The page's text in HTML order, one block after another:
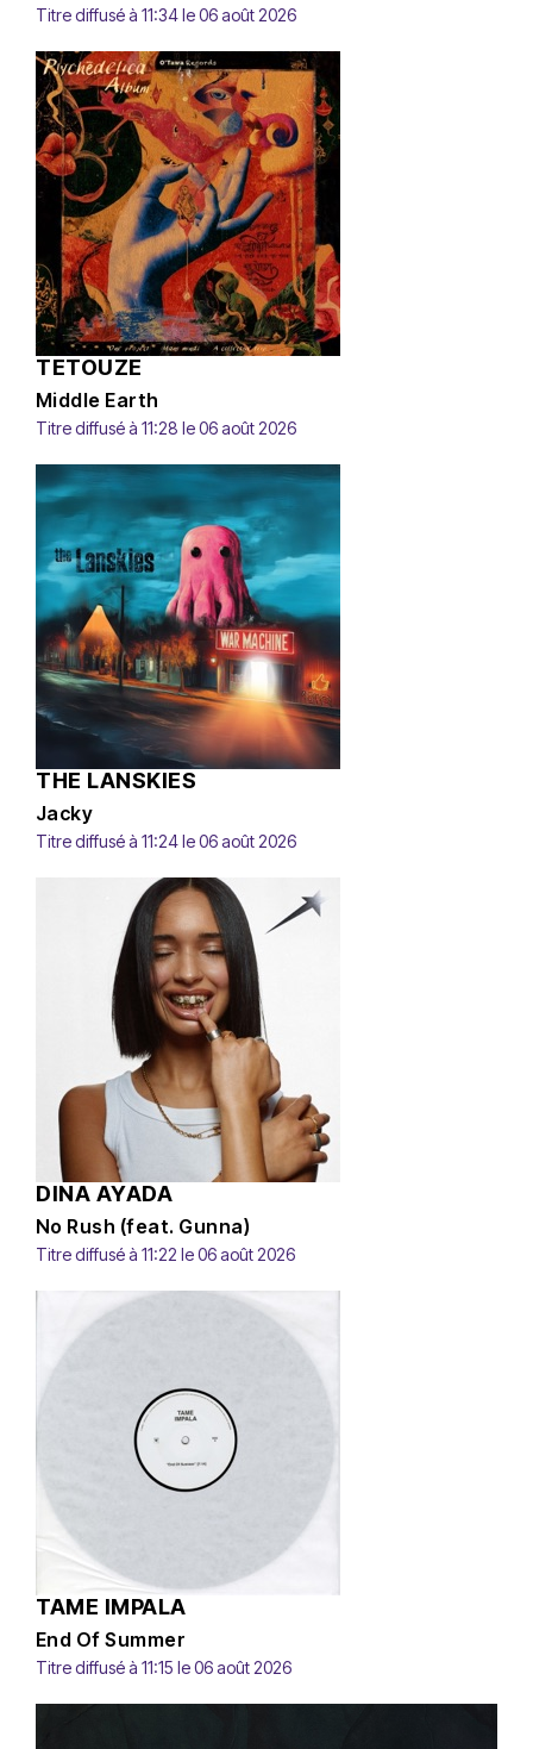
Titre diffusé à 11:34 le 06 août 2026
TETOUZE
Middle Earth
Titre diffusé à 11:28 le 06 août 2026
THE LANSKIES
Jacky
Titre diffusé à 11:24 le 06 août 2026
DINA AYADA
No Rush (feat. Gunna)
Titre diffusé à 11:22 le 06 août 2026
TAME IMPALA
End Of Summer
Titre diffusé à 11:15 le 06 août 2026